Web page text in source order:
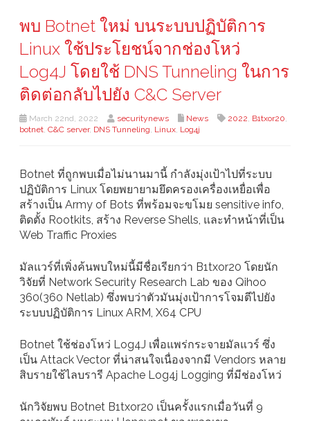
พบ Botnet ใหม่ บนระบบปฏิบัติการ
Linux ใช้ประโยชน์จากช่องโหว่
Log4J โดยใช้ DNS Tunneling ในการ
ติดต่อกลับไปยัง C&C Server
March 22nd, 2022 securitynews News 2022, B1txor20,
botnet, C&C server, DNS Tunneling, Linux, Log4j
Botnet ที่ถูกพบเมื่อไม่นานมานี้ กำลังมุ่งเป้าไปที่ระบบ
ปฏิบัติการ Linux โดยพยายามยึดครองเครื่องเหยื่อเพื่อ
สร้างเป็น Army of Bots ที่พร้อมจะขโมย sensitive info,
ติดตั้ง Rootkits, สร้าง Reverse Shells, และทำหน้าที่เป็น
Web Traffic Proxies
มัลแวร์ที่เพิ่งค้นพบใหม่นี้มีชื่อเรียกว่า B1txor20 โดยนัก
วิจัยที่ Network Security Research Lab ของ Qihoo
360(360 Netlab) ซึ่งพบว่าตัวมันมุ่งเป้าการโจมตีไปยัง
ระบบปฏิบัติการ Linux ARM, X64 CPU
Botnet ใช้ช่องโหว่ Log4J เพื่อแพร่กระจายมัลแวร์ ซึ่ง
เป็น Attack Vector ที่น่าสนใจเนื่องจากมี Vendors หลาย
สิบรายใช้ไลบรารี Apache Log4j Logging ที่มีช่องโหว่
นักวิจัยพบ Botnet B1txor20 เป็นครั้งแรกเมื่อวันที่ 9